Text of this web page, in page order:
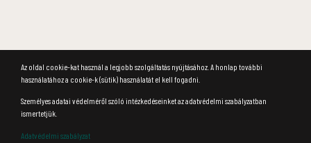
Az oldal cookie-kat használ a legjobb szolgáltatás nyújtásához. A honlap további
használatához a cookie-k (sütik) használatát el kell fogadni.
Személyes adatai védelméről szóló intézkedéseinket az adatvédelmi szabályzatban
ismertetjük.
Adatvédelmi szabályzat